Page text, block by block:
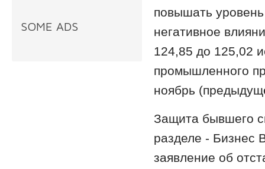
SOME ADS
повышать
негативное
124,85 до 125,02
промышленного
ноябрь
Защита бывшего
разделе - Бизнес
заявление об